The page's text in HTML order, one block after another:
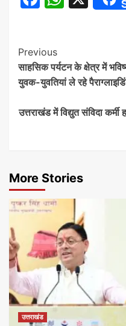
Continue
Reading
Previous
साहसिक पर्यटन के क्षेत्र में
युवक-युवतियां ले रहे
उत्तराखंड में विद्युत संविदा
More Stories
उत्तराखंड